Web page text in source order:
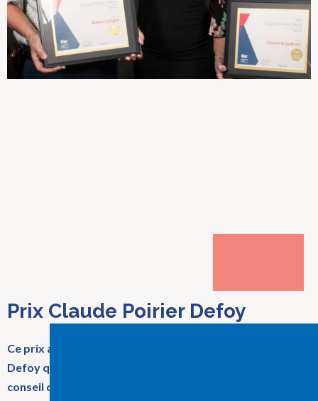
Prix Claude Poirier Defoy
Ce prix a été créé en hommage à Monsieur Claude Poirier
Defoy qui s’est engagé bénévolement pendant 15 ans au
conseil d’administration de la Fondation, dont 11 ans à